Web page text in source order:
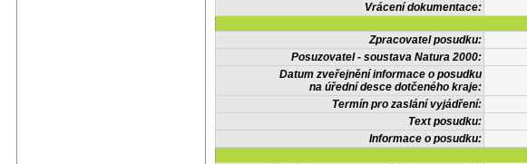
Vrácení dokumentace:
Zpracovatel posudku:
Posuzovatel - soustava Natura 2000:
Datum zveřejnění informace o posudku
na úřední desce dotčeného kraje:
Termín pro zaslání vyjádření:
Text posudku:
Informace o posudku: